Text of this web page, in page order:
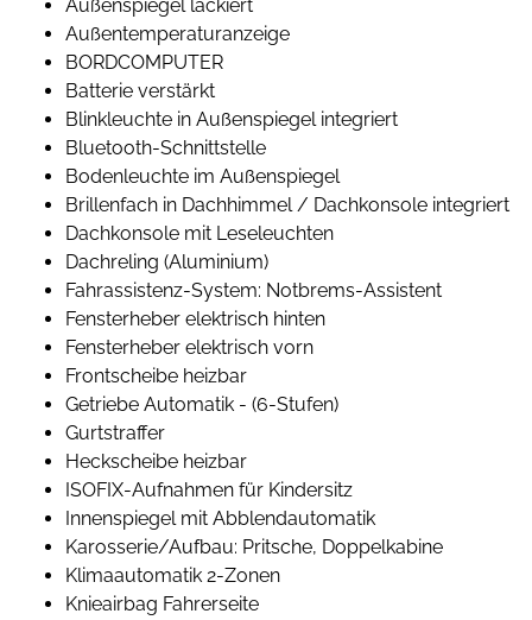
Außenspiegel lackiert
Außentemperaturanzeige
BORDCOMPUTER
Batterie verstärkt
Blinkleuchte in Außenspiegel integriert
Bluetooth-Schnittstelle
Bodenleuchte im Außenspiegel
Brillenfach in Dachhimmel / Dachkonsole integriert
Dachkonsole mit Leseleuchten
Dachreling (Aluminium)
Fahrassistenz-System: Notbrems-Assistent
Fensterheber elektrisch hinten
Fensterheber elektrisch vorn
Frontscheibe heizbar
Getriebe Automatik - (6-Stufen)
Gurtstraffer
Heckscheibe heizbar
ISOFIX-Aufnahmen für Kindersitz
Innenspiegel mit Abblendautomatik
Karosserie/Aufbau: Pritsche, Doppelkabine
Klimaautomatik 2-Zonen
Knieairbag Fahrerseite